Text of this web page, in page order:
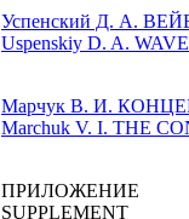
Успенский Д. А.
Uspenskiy D. A.
Марчук В. И.
Marchuk V. I. THE
ПРИЛОЖЕНИЕ
SUPPLEMENT